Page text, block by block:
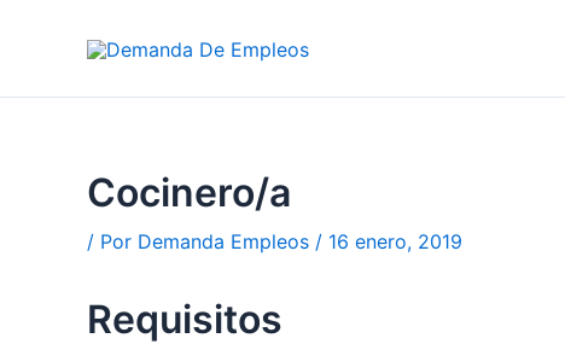
Cocinero/a
/ Por Demanda Empleos / 16 enero, 2019
Requisitos